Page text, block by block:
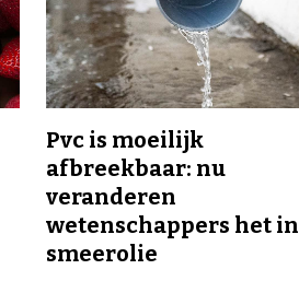
Pvc is moeilijk
afbreekbaar: nu
veranderen
wetenschappers het in
smeerolie